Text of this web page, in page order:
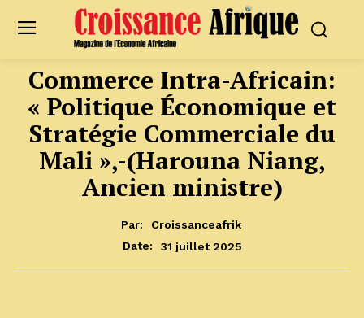
Commerce Intra-Africain:
« Politique Économique et
Stratégie Commerciale du
Mali »,-(Harouna Niang,
Ancien ministre)
Par:
Croissanceafrik
Date:
31 juillet 2025